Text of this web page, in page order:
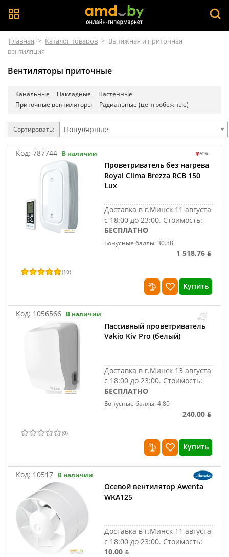
Главная > Каталог товаров > Вытяжная и приточная
вентиляция
Вентиляторы приточные
Канальные Накладные
Настенные
Приточные вентиляторы
Радиальные (центробежные)
Сортировать: Популярные
Код: 787744 В наличии
Проветриватель без нагрева
Royal Clima Brezza RCB 150
Lux
Доставка в г.Минск 11 августа
с 18:00 до 23:00. Стоимость:
БЕСПЛАТНО
Бонусные баллы: 30.38
1 518.76 ƃ
(10)
Купить
Код: 1056566 В наличии
Пассивный проветриватель
Vakio Kiv Pro (белый)
Доставка в г.Минск 13 августа
с 18:00 до 23:00. Стоимость:
БЕСПЛАТНО
Бонусные баллы: 4.80
240.00 ƃ
(0)
Купить
Код: 10517 В наличии
Осевой вентилятор Awenta
WKA125
Доставка в г.Минск 11 августа
с 18:00 до 23:00. Стоимость:
10.00 ƃ